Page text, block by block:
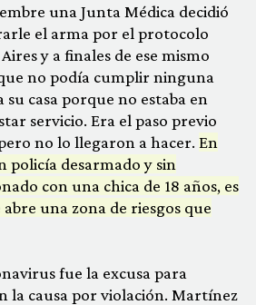
una Junta Médica decidió
el arma por el protocolo
y a finales de ese mismo
no podía cumplir ninguna
casa porque no estaba en
servicio. Era el paso previo
no lo llegaron a hacer. En
policía desarmado y sin
con una chica de 18 años, es
una zona de riesgos que
fue la excusa para
la causa por violación. Martínez